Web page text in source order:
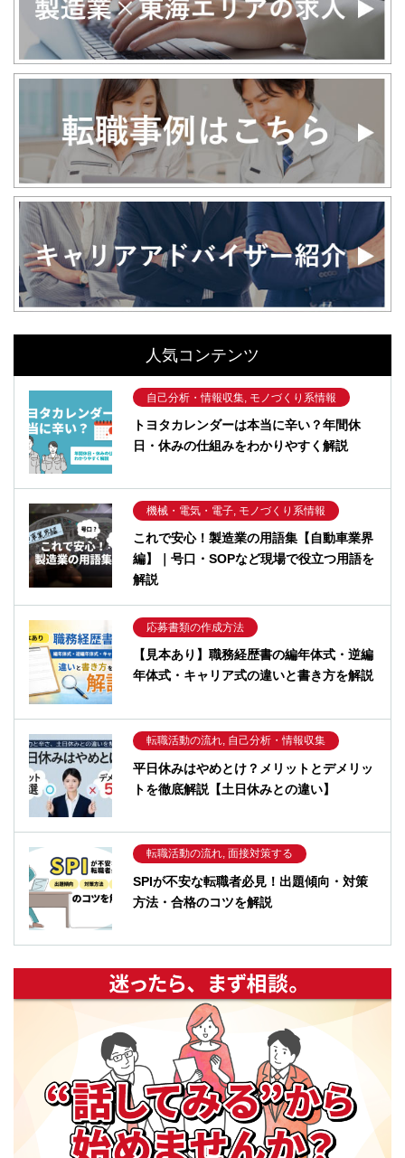
人気コンテンツ
自己分析・情報収集, モノづくり系情報
トヨタカレンダーは本当に辛い？年間休
日・休みの仕組みをわかりやすく解説
機械・電気・電子, モノづくり系情報
これで安心！製造業の用語集【自動車業界
編】｜号口・SOPなど現場で役立つ用語を
解説
応募書類の作成方法
【見本あり】職務経歴書の編年体式・逆編
年体式・キャリア式の違いと書き方を解説
転職活動の流れ, 自己分析・情報収集
平日休みはやめとけ？メリットとデメリッ
トを徹底解説【土日休みとの違い】
転職活動の流れ, 面接対策する
SPIが不安な転職者必見！出題傾向・対策
方法・合格のコツを解説